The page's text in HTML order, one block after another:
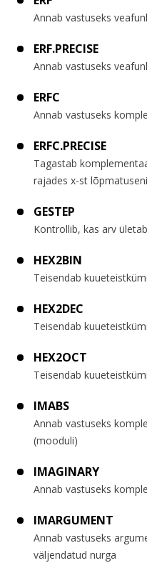
Annab vastuseks
ERF.PRECISE
Annab vastuseks
ERFC
Annab vastuseks
ERFC.PRECISE
Tagastab
rajades x-st lõpmatuseni
GESTEP
Kontrollib, kas arv
HEX2BIN
Teisendab
HEX2DEC
Teisendab
HEX2OCT
Teisendab
IMABS
Annab vastuseks
(mooduli)
IMAGINARY
Annab vastuseks
IMARGUMENT
Annab vastuseks
väljendatud nurga